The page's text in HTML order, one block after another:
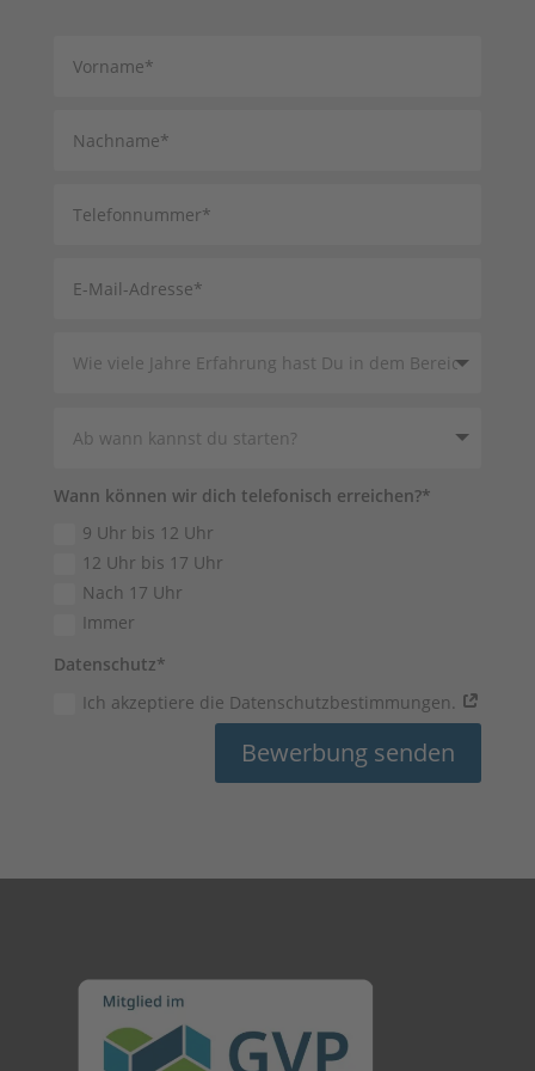
Wann können wir dich telefonisch erreichen?*
9 Uhr bis 12 Uhr
12 Uhr bis 17 Uhr
Nach 17 Uhr
Immer
Datenschutz*
Ich akzeptiere die Datenschutzbestimmungen.
Bewerbung senden